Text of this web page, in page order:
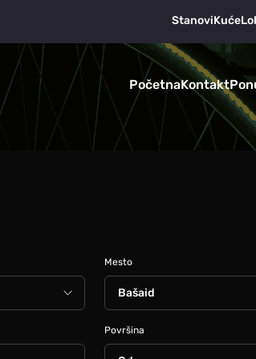
StanoviKuće
PočetnaKontakt
Mesto
Površina